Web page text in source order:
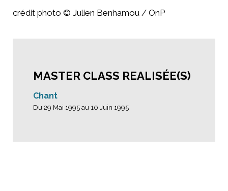
crédit photo © Julien Benhamou / OnP
MASTER CLASS REALISÉE(S)
Chant
Du 29 Mai 1995 au 10 Juin 1995